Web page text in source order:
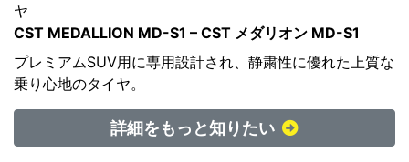
ヤ
CST MEDALLION MD-S1 – CST メダリオン MD-S1
プレミアムSUV用に専用設計され、静粛性に優れた上質な
乗り心地のタイヤ。
詳細をもっと知りたい